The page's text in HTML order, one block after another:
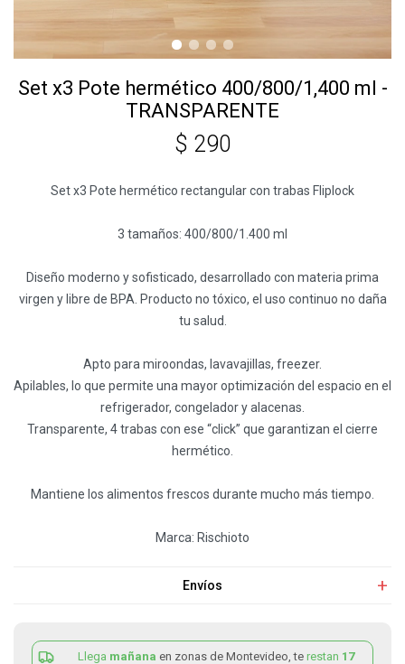
Set x3 Pote hermético 400/800/1,400 ml -
TRANSPARENTE
$ 290
Set x3 Pote hermético rectangular con trabas Fliplock
3 tamaños: 400/800/1.400 ml
Diseño moderno y sofisticado, desarrollado con materia prima
virgen y libre de BPA. Producto no tóxico, el uso continuo no daña
tu salud.
Apto para miroondas, lavavajillas, freezer.
Apilables, lo que permite una mayor optimización del espacio en el
refrigerador, congelador y alacenas.
Transparente, 4 trabas con ese “click” que garantizan el cierre
hermético.
Mantiene los alimentos frescos durante mucho más tiempo.
Marca: Rischioto
Envíos
Llega mañana en zonas de Montevideo, te restan 17